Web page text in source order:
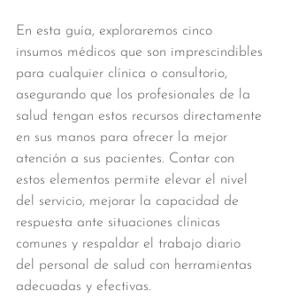
En esta guía, exploraremos cinco
insumos médicos que son imprescindibles
para cualquier clínica o consultorio,
asegurando que los profesionales de la
salud tengan estos recursos directamente
en sus manos para ofrecer la mejor
atención a sus pacientes. Contar con
estos elementos permite elevar el nivel
del servicio, mejorar la capacidad de
respuesta ante situaciones clínicas
comunes y respaldar el trabajo diario
del personal de salud con herramientas
adecuadas y efectivas.